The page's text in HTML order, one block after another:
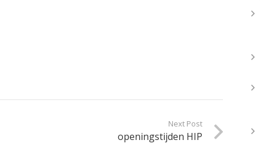
Next Post
openingstijden HIP